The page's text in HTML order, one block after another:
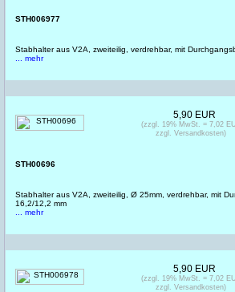
STH006977
Stabhalter aus V2A, zweiteilig, verdrehbar, mit
... mehr
STH00696
Stabhalter aus V2A, zweiteilig, Ø 25mm, verdrehbar, mit
16,2/12,2 mm
... mehr
5,90 EUR
(zzgl. 19% MwSt. = 7,02
zzgl. Versandkosten)
5,90 EUR
(zzgl. 19% MwSt. = 7,02
zzgl. Versandkosten)